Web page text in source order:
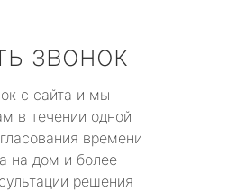
звонок
с сайта и мы
в течении одной
времени
на дом и более
решения